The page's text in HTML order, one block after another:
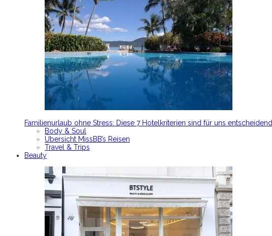
Familienurlaub ohne Stress: Diese 7 Hotelkriterien sind für uns entscheidend
Body & Soul
Übersicht MissBB’s Reisen
Travel & Trips
Beauty